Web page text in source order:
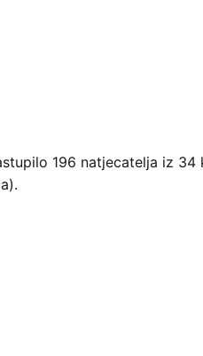
196 natjecatelja iz 34